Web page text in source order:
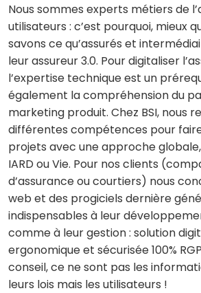
Nous sommes experts métiers de
utilisateurs : c’est pourquoi, mieux
savons ce qu’assurés et
leur assureur 3.0. Pour digitaliser
l’expertise technique est un
également la compréhension du
marketing produit. Chez BSI, nous
différentes compétences pour
projets avec une approche
IARD ou Vie. Pour nos clients
d’assurance ou courtiers) nous
web et des progiciels dernière
indispensables à leur
comme à leur gestion : solution
ergonomique et sécurisée 100%
conseil, ce ne sont pas les
leurs lois mais les utilisateurs !